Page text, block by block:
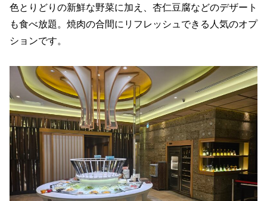
色とりどりの新鮮な野菜に加え、杏仁豆腐などのデザート
も食べ放題。焼肉の合間にリフレッシュできる人気のオプ
ションです。